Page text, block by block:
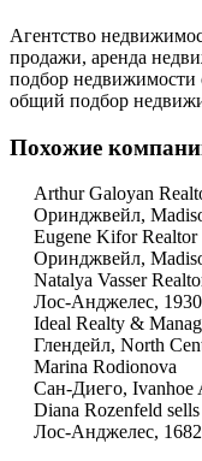
Агентство
продажи, аренда
подбор недвижимости
общий подбор
Похожие
Arthur Galoyan
Оринджвейл,
Eugene Kifor Realtor
Оринджвейл,
Natalya Vasser
Лос-Анджелес,
Ideal Realty &
Глендейл, North
Marina Rodionova
Сан-Диего, Ivanhoe
Diana Rozenfeld sells
Лос-Анджелес,